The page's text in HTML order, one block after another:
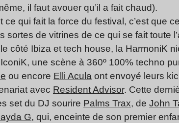
il faut avouer qu’il a fait chaud).
ce qui fait la force du festival, c’est que
sortes de vitrines de ce qui se fait toute
côté Ibiza et tech house, la HarmoniK
une scène à 360º 100% techno
ou encore Elli Acula ont envoyé leurs
avec Resident Advisor. Cette
set du DJ sourire Palms Trax, de John
G, qui, enceinte de son premier